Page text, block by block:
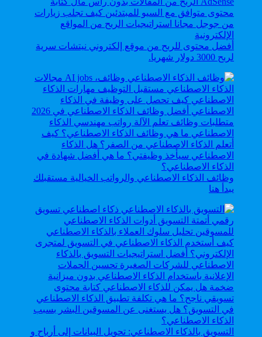
أفضل محتوى للربح من موقع إلكتروني نيتشات سرية
لربح 3000 دولار شهريا.
وظائف الذكاء الاصطناعي والرواتب الخيالية مستقبلك
يبدأ هنا
التسويق بالذكاء الاصطناعي: تحويل البيانات إلى أرباح و